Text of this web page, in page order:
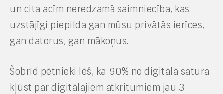
un cita acīm neredzamā saimniecība, kas
uzstājīgi piepilda gan mūsu privātās ierīces,
gan datorus, gan mākoņus.
Šobrīd pētnieki lēš, ka 90% no digitālā satura
kļūst par digitālajiem atkritumiem jau 3